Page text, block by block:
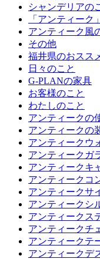
シャンデリアの
「アンティーク
アンティーク風
その他
福井県のおスス
日々のこと
G-PLANの家具
お客様のこと
わたしのこと
アンティークの
アンティークの
アンティークウ
アンティークガ
アンティークキ
アンティークコ
アンティークサ
アンティークシ
アンティークス
アンティークチ
アンティークテ
アンティークデ